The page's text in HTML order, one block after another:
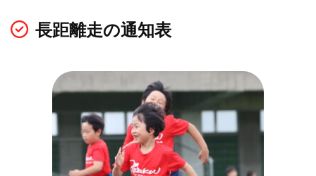
長距離走の通知表